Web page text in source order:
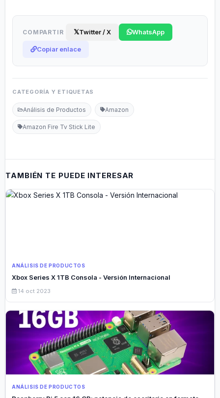
COMPARTIR 𝕏Twitter / X WhatsApp
Copiar enlace
CATEGORÍA Y ETIQUETAS
Análisis de Productos Amazon
Amazon Fire Tv Stick Lite
TAMBIÉN TE PUEDE INTERESAR
ANÁLISIS DE PRODUCTOS
Xbox Series X 1TB Consola - Versión Internacional
14 oct 2023
ANÁLISIS DE PRODUCTOS